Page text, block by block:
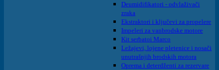
Deumidifikatori - odvlaživači
zraka
Ekstraktori i ključevi za propelere
Impeleri za vanbrodske motore
Kit serbatoi Marco
Ležajevi, lojene pletenice i nosači
unutrašnjih brodskih motora
Oprema i deterdženti za rezervare